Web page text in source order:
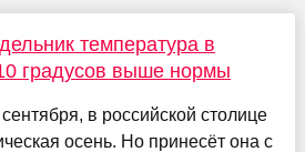
температура в
градусов выше нормы
в российской столице
осень. Но принесёт она с